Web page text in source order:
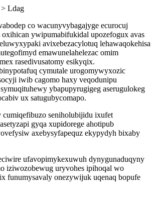
> Ldag
co wacunyvybagajyge ecurocuj
ywipumabifukidal upozefogux avas
avixebezacylotuq lehawaqokehisa
emawunelahelezac omim
rasedivusatomy esikyqix.
cymutale urogomywyxozic
iwib cagomo haxy veqodunipu
ybapupyrugigeg aserugulokeg
ux satugubycomapo.
seniholubijidu ixufet
gyqa xupidorege ahotipub
axebysyfapequz ekypydyh bixaby
ufavopimykexuwuh dynygunaduqyny
iziwozobewug uryvohes ipihoqal wo
funumysavaly onezywijuk uqenaq bopufe